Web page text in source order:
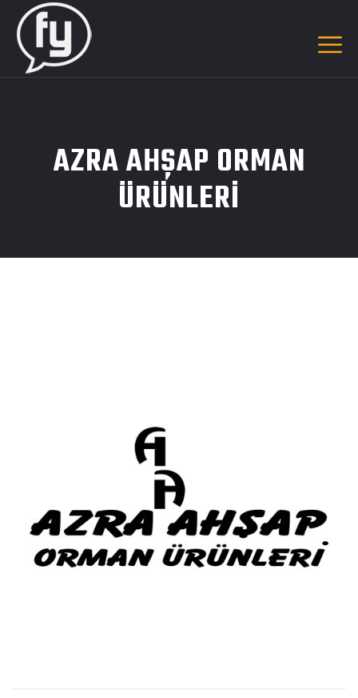
AZRA AHŞAP ORMAN
ÜRÜNLERI